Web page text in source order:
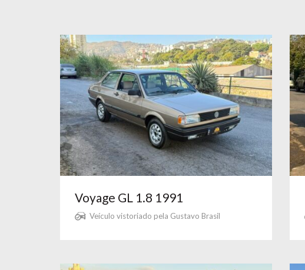
Voyage GL 1.8 1991
Veículo vistoriado pela Gustavo Brasil